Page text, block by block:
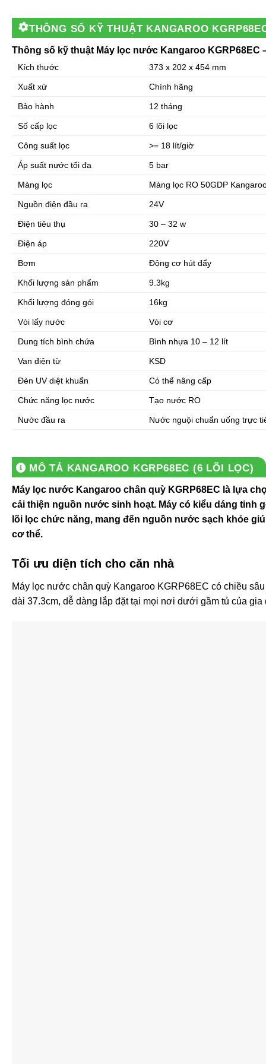
THÔNG SỐ KỸ THUẬT KANGAROO
Thông số kỹ thuật Máy lọc nước Kangaroo KGRP68EC
Kích thước 373 x 202 x 454 mm
Xuất xứ Chính hãng
Bảo hành 12 tháng
Số cấp lọc 6 lõi lọc
Công suất lọc >= 18 lít/giờ
Áp suất nước tối đa 5 bar
Màng lọc Màng lọc RO 50GDP
Nguồn điện đầu ra 24V
Điện tiêu thụ 30 – 32 w
Điện áp 220V
Bơm Động cơ hút đẩy
Khối lượng sản phẩm 9.3kg
Khối lượng đóng gói 16kg
Vòi lấy nước Vòi cơ
Dung tích bình chứa Bình nhựa 10 – 12 lít
Van điện từ KSD
Đèn UV diệt khuẩn Có thể nâng cấp
Chức năng lọc nước Tạo nước RO
Nước đầu ra Nước nguội chuẩn uống trực
MÔ TẢ KANGAROO KGRP68EC (6 LÕI LỌC)
Máy lọc nước Kangaroo chân quỳ KGRP68EC là lựa
cải thiện nguồn nước sinh hoạt. Máy có kiểu dáng tinh
lõi lọc chức năng, mang đến nguồn nước sạch khỏe
cơ thể.
Tối ưu diện tích cho căn nhà
Máy lọc nước chân quỳ Kangaroo KGRP68EC có chiều
dài 37.3cm, dễ dàng lắp đặt tại mọi nơi dưới gầm tủ của